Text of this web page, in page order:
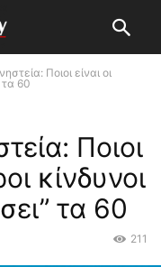
Ποιοι είναι οι
τα 60
Ποιοι
κίνδυνοι
τα 60
211